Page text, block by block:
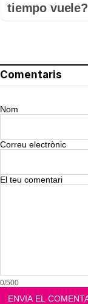
tiempo vuele?
Comentaris
Nom
Correu electrònic
El teu comentari
0/500